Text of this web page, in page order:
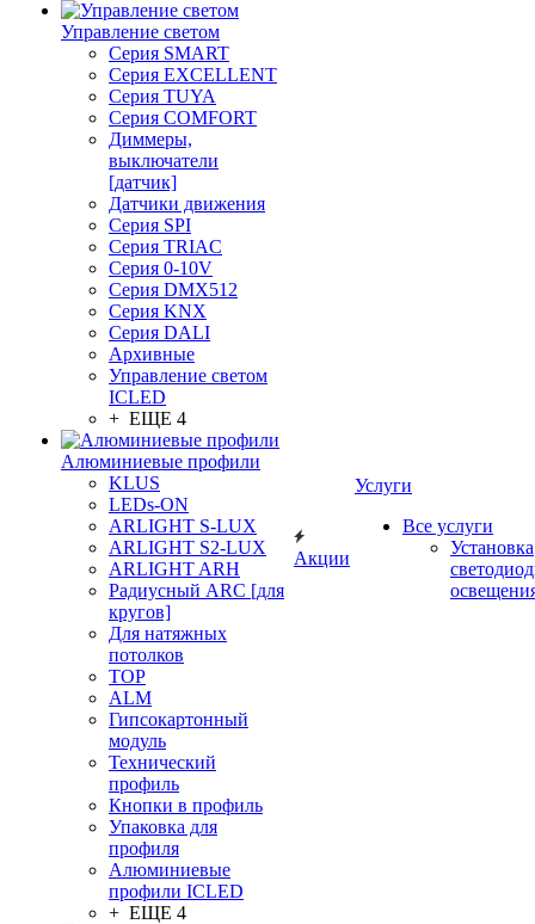
Управление светом
Серия SMART
Серия EXCELLENT
Серия TUYA
Серия COMFORT
Диммеры,
выключатели
[датчик]
Датчики движения
Серия SPI
Серия TRIAC
Серия 0-10V
Серия DMX512
Серия KNX
Серия DALI
Архивные
Управление светом
ICLED
+ ЕЩЕ 4
Алюминиевые профили
KLUS
LEDs-ON
ARLIGHT S-LUX
ARLIGHT S2-LUX
ARLIGHT ARH
Радиусный ARC [для
кругов]
Для натяжных
потолков
TOP
ALM
Гипсокартонный
модуль
Технический
профиль
Кнопки в профиль
Упаковка для
профиля
Алюминиевые
профили ICLED
+ ЕЩЕ 4
Акции
Услуги
Все услуги
Установка